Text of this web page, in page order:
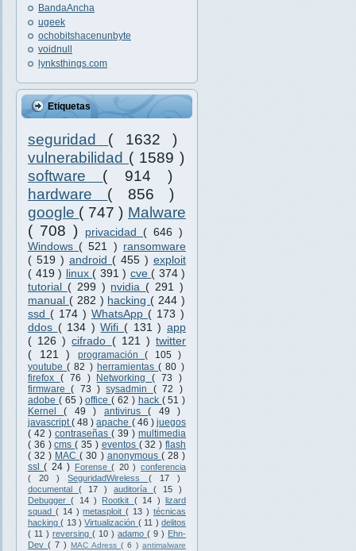
BandaAncha
ugeek
ochobitshacenunbyte
voidnull
lynksthings.com
Etiquetas
seguridad ( 1632 )
vulnerabilidad ( 1589 )
software ( 914 )
hardware ( 856 )
google ( 747 ) Malware
( 708 )
privacidad ( 646 )
Windows ( 521 ) ransomware
( 519 ) android ( 455 ) exploit
( 419 ) linux ( 391 ) cve ( 374 )
tutorial ( 299 ) nvidia ( 291 )
manual ( 282 ) hacking ( 244 )
ssd ( 174 ) WhatsApp ( 173 )
ddos ( 134 )Wifi ( 131 ) app
( 126 )cifrado ( 121 )twitter
( 121 ) programación( 105 )
youtube( 82 ) herramientas( 80 )
firefox ( 76 ) Networking( 73 )
firmware( 73 )sysadmin ( 72 )
adobe ( 65 )office( 62 ) hack ( 51 )
Kernel( 49 ) antivirus( 49 )
javascript( 48 )apache ( 46 ) juegos
( 42 ) contraseñas ( 39 ) multimedia
( 36 )cms( 35 ) eventos ( 32 )flash
( 32 ) MAC( 30 ) anonymous ( 28 )
ssl( 24 ) Forense( 20 ) conferencia
( 20 )SeguridadWireless ( 17 )
documental ( 17 ) auditoría ( 15 )
Debugger( 14 ) Rootkit ( 14 ) lizard
squad ( 14 )metasploit( 13 ) técnicas
hacking( 13 )Virtualización ( 11 ) delitos
( 11 ) reversing ( 10 ) adamo ( 9 ) Ehn-
Dev ( 7 ) MAC Adress ( 6 ) antimalware